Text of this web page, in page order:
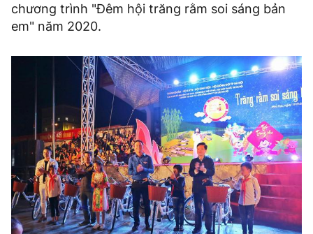
chương trình "Đêm hội trăng rằm soi sáng bản
em" năm 2020.